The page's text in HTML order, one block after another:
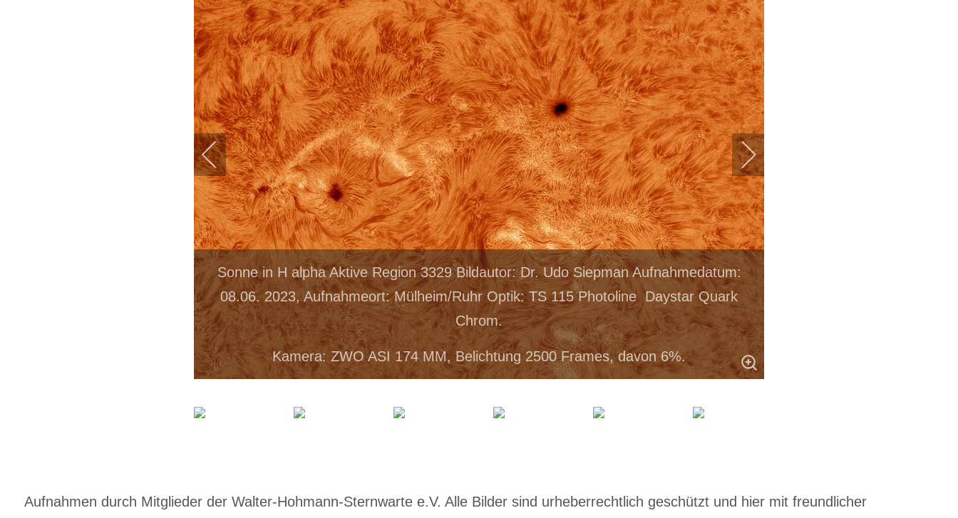
Sonne in H alpha Aktive Region 3329 Bildautor: Dr. Udo Siepman Aufnahmedatum:
08.06. 2023, Aufnahmeort: Mülheim/Ruhr Optik: TS 115 Photoline Daystar Quark
Chrom.
Kamera: ZWO ASI 174 MM, Belichtung 2500 Frames, davon 6%.
Aufnahmen durch Mitglieder der Walter-Hohmann-Sternwarte e.V. Alle Bilder sind urheberrechtlich geschützt und hier mit freundlicher